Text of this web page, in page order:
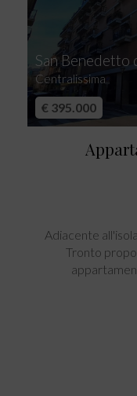
San Benedetto
Centralissima
€ 395.000
Adiacente
Tronto